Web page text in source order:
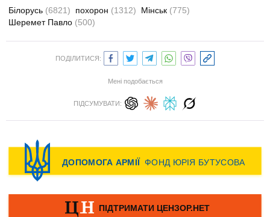
Білорусь (6821) похорон (1312) Мінськ (775)
Шеремет Павло (500)
ПОДІЛИТИСЯ:
Мені подобається
ПІДСУМУВАТИ: